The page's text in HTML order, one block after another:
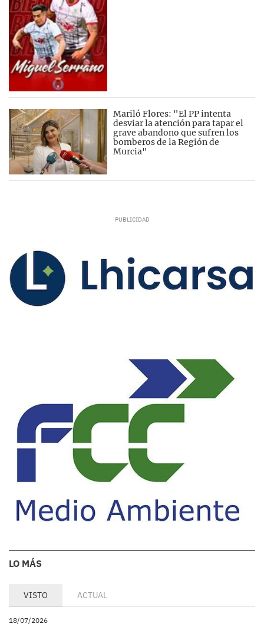
Mariló Flores: "El PP intenta
desviar la atención para tapar el
grave abandono que sufren los
bomberos de la Región de
Murcia"
LO MÁS
VISTO ACTUAL
18/07/2026